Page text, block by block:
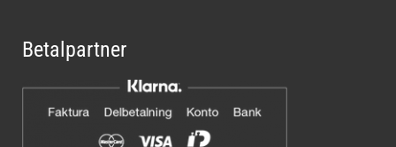
Betalpartner